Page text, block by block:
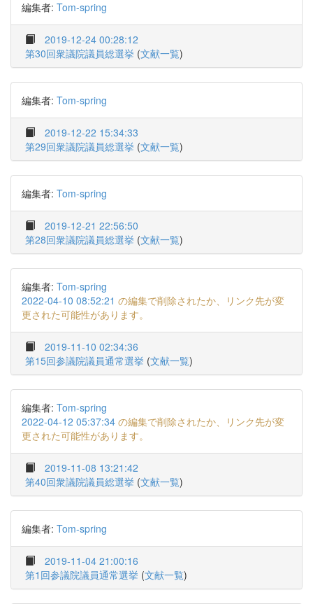
編集者: Tom-spring
2019-12-24 00:28:12
第30回衆議院議員総選挙 (文献一覧)
編集者: Tom-spring
2019-12-22 15:34:33
第29回衆議院議員総選挙 (文献一覧)
編集者: Tom-spring
2019-12-21 22:56:50
第28回衆議院議員総選挙 (文献一覧)
編集者: Tom-spring
2022-04-10 08:52:21 の編集で削除されたか、リンク先が変
更された可能性があります。
2019-11-10 02:34:36
第15回参議院議員通常選挙 (文献一覧)
編集者: Tom-spring
2022-04-12 05:37:34 の編集で削除されたか、リンク先が変
更された可能性があります。
2019-11-08 13:21:42
第40回衆議院議員総選挙 (文献一覧)
編集者: Tom-spring
2019-11-04 21:00:16
第1回参議院議員通常選挙 (文献一覧)